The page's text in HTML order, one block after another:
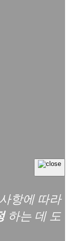
항에 따라
하는 데 도